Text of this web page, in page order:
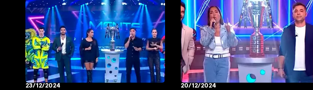
23/12/2024 20/12/2024